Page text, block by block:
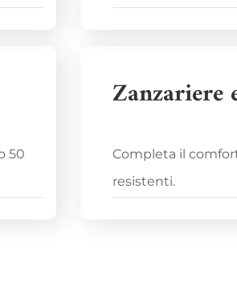
50
Zanzariere
Completa il
resistenti.